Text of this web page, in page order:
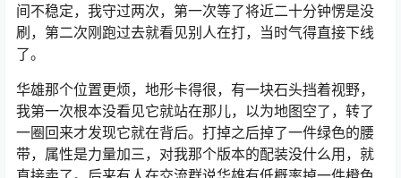
间不稳定，我守过两次，第一次等了将近二十分钟愣是没
刷，第二次刚跑过去就看见别人在打，当时气得直接下线
了。
华雄那个位置更烦，地形卡得很，有一块石头挡着视野，
我第一次根本没看见它就站在那儿，以为地图空了，转了
一圈回来才发现它就在背后。打掉之后掉了一件绿色的腰
带，属性是力量加三，对我那个版本的配装没什么用，就